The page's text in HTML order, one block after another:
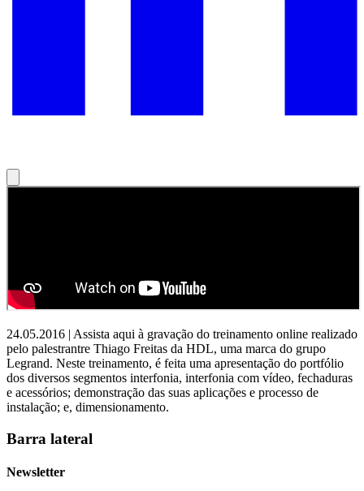
24.05.2016 | Assista aqui à gravação do treinamento online realizado
pelo palestrantre Thiago Freitas da HDL, uma marca do grupo
Legrand. Neste treinamento, é feita uma apresentação do portfólio
dos diversos segmentos interfonia, interfonia com vídeo, fechaduras
e acessórios; demonstração das suas aplicações e processo de
instalação; e, dimensionamento.
Barra lateral
Newsletter